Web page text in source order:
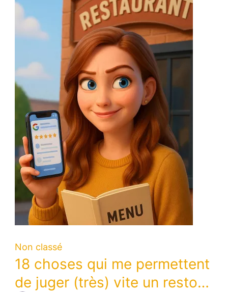
éviter
les
pièges
?
Non classé
18 choses qui me permettent
de juger (très) vite un resto…